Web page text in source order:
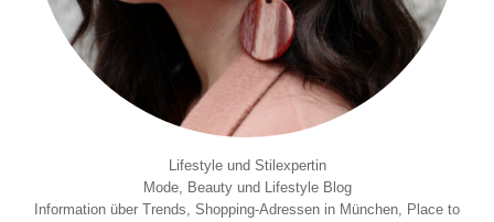
Lifestyle und Stilexpertin
Mode, Beauty und Lifestyle Blog
Information über Trends, Shopping-Adressen in München, Place to